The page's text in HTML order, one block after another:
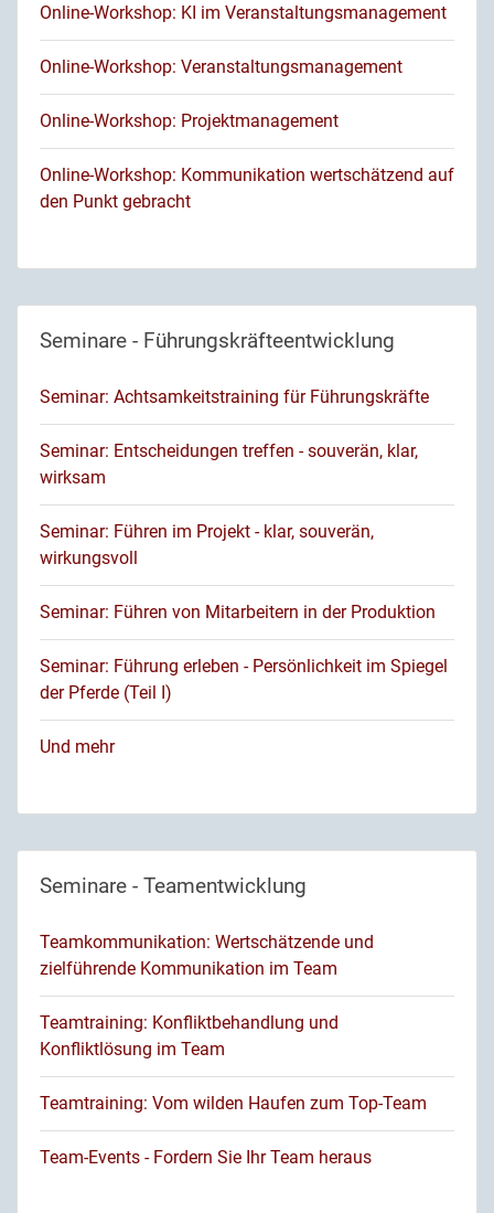
Online-Workshop: KI im Veranstaltungsmanagement
Online-Workshop: Veranstaltungsmanagement
Online-Workshop: Projektmanagement
Online-Workshop: Kommunikation wertschätzend auf
den Punkt gebracht
Seminare - Führungskräfteentwicklung
Seminar: Achtsamkeitstraining für Führungskräfte
Seminar: Entscheidungen treffen - souverän, klar,
wirksam
Seminar: Führen im Projekt - klar, souverän,
wirkungsvoll
Seminar: Führen von Mitarbeitern in der Produktion
Seminar: Führung erleben - Persönlichkeit im Spiegel
der Pferde (Teil I)
Und mehr
Seminare - Teamentwicklung
Teamkommunikation: Wertschätzende und
zielführende Kommunikation im Team
Teamtraining: Konfliktbehandlung und
Konfliktlösung im Team
Teamtraining: Vom wilden Haufen zum Top-Team
Team-Events - Fordern Sie Ihr Team heraus